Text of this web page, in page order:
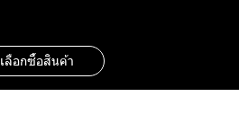
เลือกซื้อสินค้า